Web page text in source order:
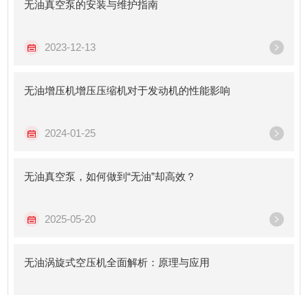
无油真空泵的安装与维护指南
2023-12-13
无油增压机增压压缩机对于发动机的性能影响
2024-01-25
无油真空泵，如何做到“无油”却高效？
2025-05-20
无油涡旋式空压机全面解析：原理与应用